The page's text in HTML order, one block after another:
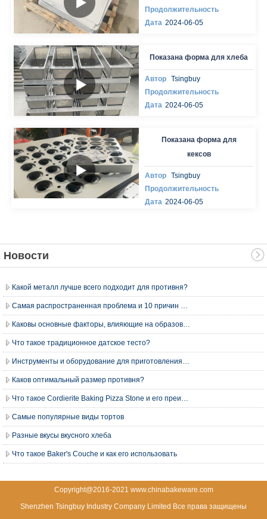
Продолжительность
Дата 2024-06-05
Показана форма для хлеба
Автор Tsingbuy
Продолжительность
Дата 2024-06-05
Показана форма для
кексов
Автор Tsingbuy
Продолжительность
Дата 2024-06-05
Новости
Какой металл лучше всего подходит для противня?
Самая распространенная проблема и 10 причин во время приготовления хлеба
Каковы основные факторы, влияющие на образование глютена
Что такое традиционное датское тесто?
Инструменты и оборудование для приготовления хлеба
Каков оптимальный размер противня?
Что такое Cordierite Baking Pizza Stone и его преимущества?
Самые популярные виды тортов
Разные вкусы вкусного хлеба
Что такое Baker's Couche и как его использовать
Copyright@2016-2021 www.chinabakeware.com
Shenzhen Tsingbuy Industry Company Limited Все права защищены